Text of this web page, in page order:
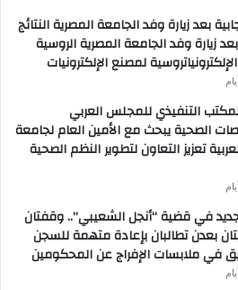
بعد زيارة وفد الجامعة المصرية النتائج
بعد زيارة وفد الجامعة المصرية الروسية
لمصنع الإلكترونيات
التنفيذي للمجلس العربي
الصحية يبحث مع الأمين العام لجامعة
تعزيز التعاون لتطوير النظم الصحية
في قضية “أنجل الشعيبي”.. وقفتان
بعدن تطالبان بإعادة متهمة للسجن
في ملابسات الإفراج عن المحكومين